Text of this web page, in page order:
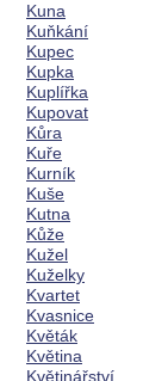
Kuna
Kuňkání
Kupec
Kupka
Kuplířka
Kupovat
Kůra
Kuře
Kurník
Kuše
Kutna
Kůže
Kužel
Kuželky
Kvartet
Kvasnice
Květák
Květina
Květinářství